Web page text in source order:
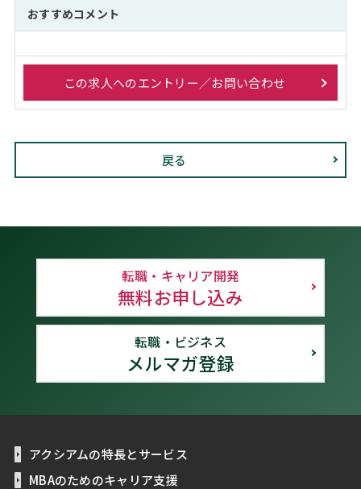
おすすめコメント
この求人へのエントリー／お問い合わせ
戻る
転職・キャリア開発
無料お申し込み
転職・ビジネス
メルマガ登録
アクシアムの特長とサービス
MBAのためのキャリア支援